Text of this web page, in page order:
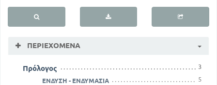
ΠΕΡΙΕΧΌΜΕΝΑ
Πρόλογος 3
ΕΝΔΥΣΗ - ΕΝΔΥΜΑΣΙΑ
5